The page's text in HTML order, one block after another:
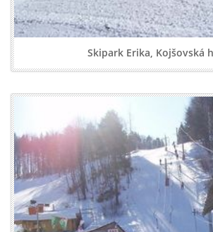
Skipark Erika, Kojšovská